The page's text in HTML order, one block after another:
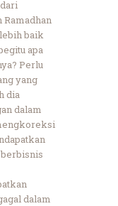
Ramadhan
baik
apa
Perlu
yang
dia
dalam
dalam